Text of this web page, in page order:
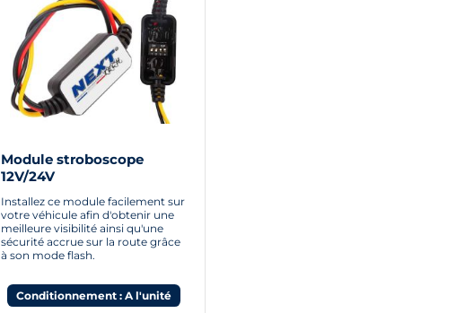
Module stroboscope
12V/24V
Installez ce module facilement sur
votre véhicule afin d'obtenir une
meilleure visibilité ainsi qu'une
sécurité accrue sur la route grâce
à son mode flash.
Conditionnement : A l'unité